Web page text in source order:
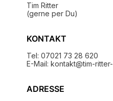
Tim Ritter
(gerne per Du)
KONTAKT
Tel: 07021 73 28 620
E-Mail: kontakt@tim-
ADRESSE